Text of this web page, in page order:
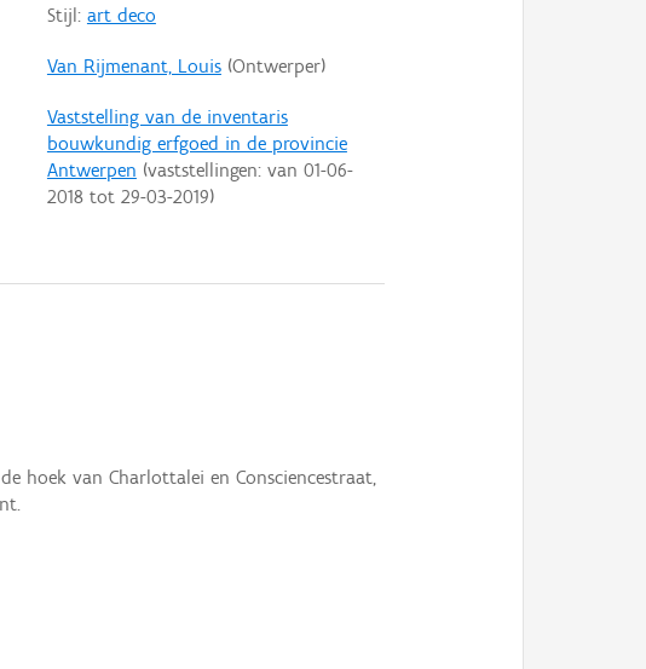
Stijl: art deco
Van Rijmenant, Louis(Ontwerper)
Vaststelling van de inventaris
bouwkundig erfgoed in de provincie
Antwerpen (vaststellingen: van 01-06-
2018tot 29-03-2019)
hoek van Charlottalei en Consciencestraat,